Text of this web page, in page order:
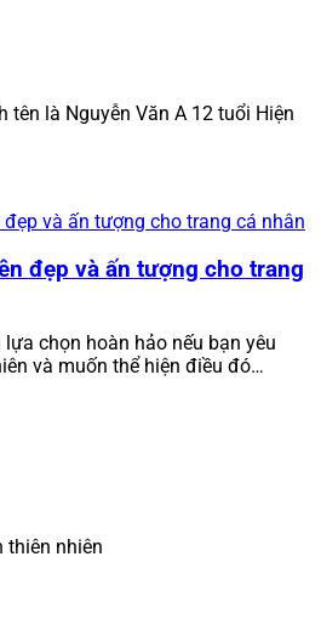
tên là Nguyễn Văn A 12 tuổi Hiện
đẹp và ấn tượng cho trang
chọn hoàn hảo nếu bạn yêu
và muốn thể hiện điều đó…
thiên nhiên